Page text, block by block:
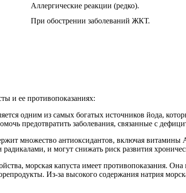
Аллергические реакции (редко).
При обострении заболеваний ЖКТ.
и ее противопоказаниях:
одним из самых богатых источников йода,
предотвратить заболевания, связанные с
множество антиоксидантов, включая
и могут снижать риск развития
морская капуста имеет противопоказания.
Из-за высокого содержания натрия